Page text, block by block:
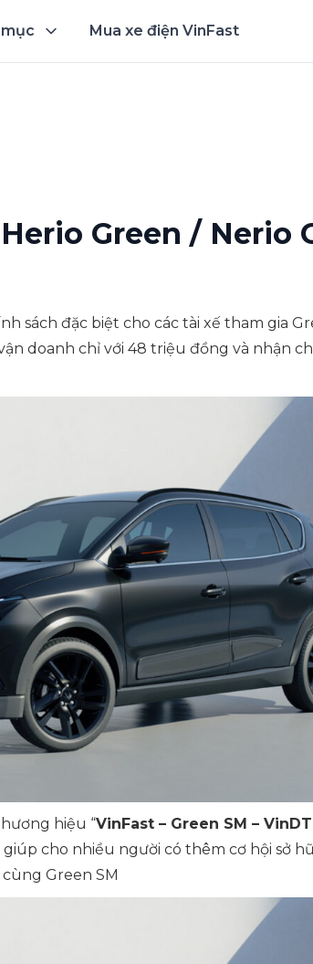
Mua xe điện VinFast
Green / Nerio
sách đặc biệt cho các tài xế tham gia
doanh chỉ với 48 triệu đồng và nhận
hiệu “VinFast – Green SM – VinDT
cho nhiều người có thêm cơ hội sở
Green SM